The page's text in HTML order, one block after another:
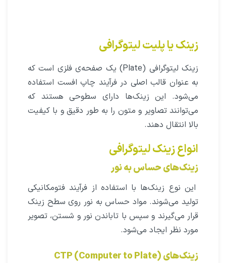
زینک یا پلیت لیتوگرافی
زینک لیتوگرافی (Plate) یک صفحه‌ی فلزی است که
به عنوان قالب اصلی در فرآیند چاپ افست استفاده
می‌شود. این زینک‌ها دارای سطوحی هستند که
می‌توانند تصاویر و متون را به طور دقیق و با کیفیت
بالا انتقال دهند.
انواع زینک لیتوگرافی
زینک‌های حساس به نور
این نوع زینک‌ها با استفاده از فرآیند فتومکانیکی
تولید می‌شوند. مواد حساس به نور روی سطح زینک
قرار می‌گیرند و سپس با تاباندن نور و شستن، تصویر
مورد نظر ایجاد می‌شود.
زینک‌های CTP (Computer to Plate)